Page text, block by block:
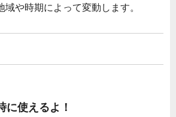
域や時期によって変動します。
に使えるよ！